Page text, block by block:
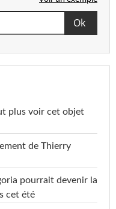
plus voir cet objet
de Thierry
pourrait devenir la
cet été